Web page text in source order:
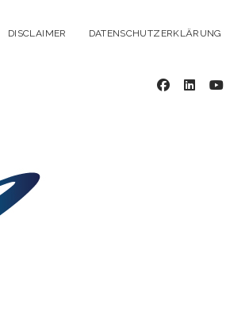
DISCLAIMER DATENSCHUTZERKLÄRUNG
facebook